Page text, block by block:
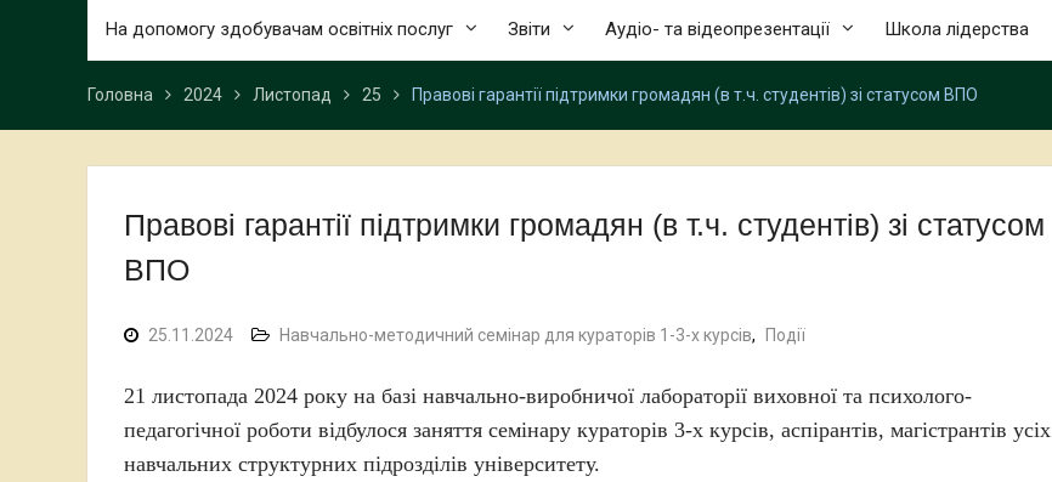
На допомогу здобувачам освітніх послуг Звіти Аудіо- та відеопрезентації Школа лідерства
Головна 2024 Листопад 25 Правові гарантії підтримки громадян (в т.ч. студентів) зі статусом ВПО
Правові гарантії підтримки громадян (в т.ч. студентів) зі статусом
ВПО
25.11.2024 Навчально-методичний семінар для кураторів 1-3-х курсів, Події
21 листопада 2024 року на базі навчально-виробничої лабораторії виховної та психолого-
педагогічної роботи відбулося заняття семінару кураторів 3-х курсів, аспірантів, магістрантів усіх
навчальних структурних підрозділів університету.